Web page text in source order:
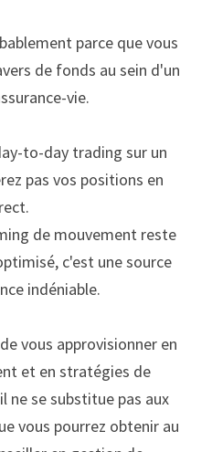
parce que vous
de fonds au sein d'un
vie.
to-day trading sur un
pas vos positions en
de mouvement reste
c'est une source
indéniable.
vous approvisionner en
et en stratégies de
ne se substitue pas aux
vous pourrez obtenir au